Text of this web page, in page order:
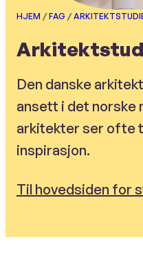
HJEM / FAG /
Den danske
ansett i det norske
arkitekter ser ofte
inspirasjon.
Til hovedsiden for